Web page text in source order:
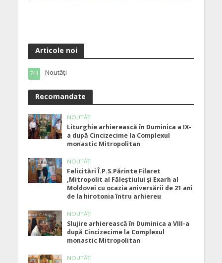
Articole noi
Noutăți
741
Recomandate
NOUTĂȚI
Liturghie arhierească în Duminica a IX-
a după Cincizecime la Complexul
monastic Mitropolitan
NOUTĂȚI
Felicitări Î.P.S.Părinte Filaret
,Mitropolit al Făleștiului și Exarh al
Moldovei cu ocazia aniversării de 21 ani
de la hirotonia întru arhiereu
NOUTĂȚI
Slujire arhierească în Duminica a VIII-a
după Cincizecime la Complexul
monastic Mitropolitan
NOUTĂȚI